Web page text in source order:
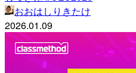
おおはしりきたけ
2026.01.09